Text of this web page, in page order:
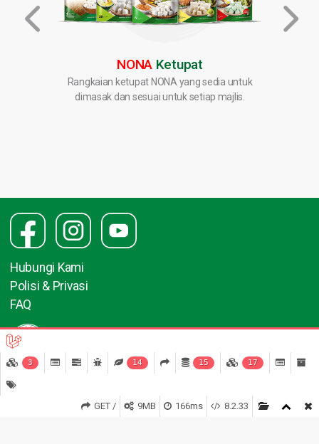
NONA Ketupat
Rangkaian ketupat NONA yang sedia untuk
dimasak dan sesuai untuk setiap majlis.
Hubungi Kami
Polisi & Privasi
FAQ
3 14 15 17
8.2.33
166ms
9MB
GET /